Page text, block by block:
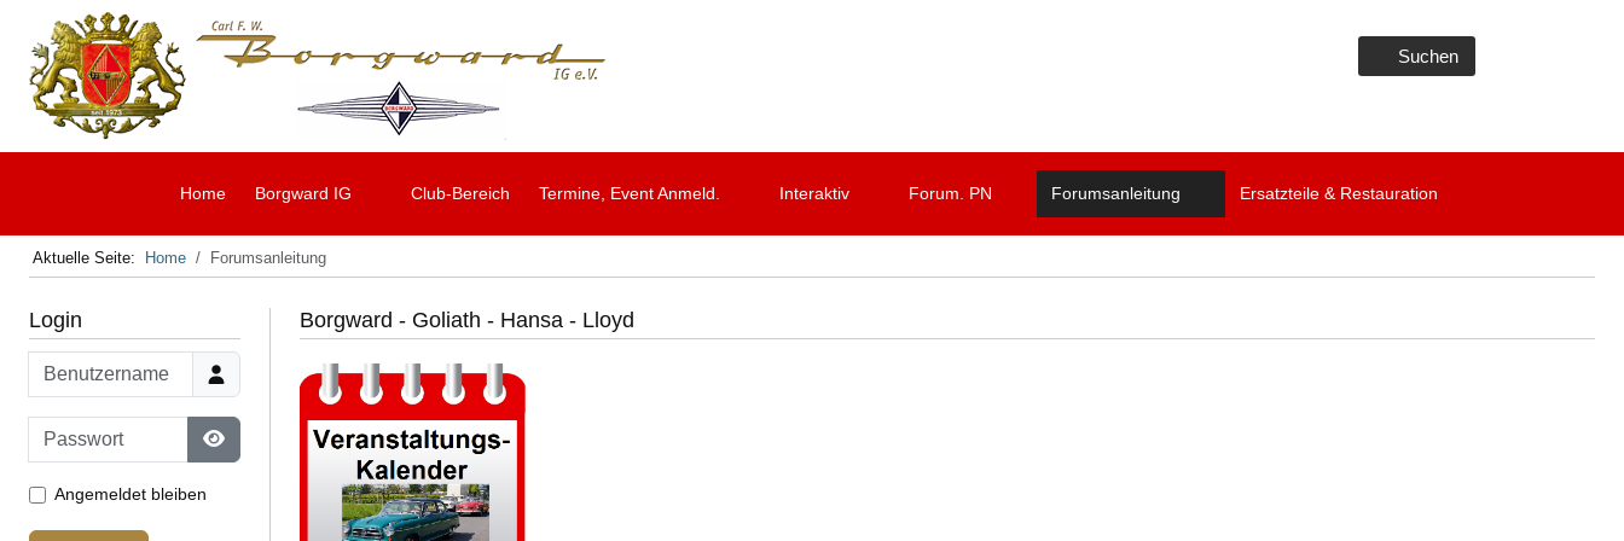
Suchen
Home Borgward IG Club-Bereich Termine, Event Anmeld. Interaktiv Forum. PN Forumsanleitung Ersatzteile & Restauration
Aktuelle Seite: Home Forumsanleitung
Login
Benutzername
Passwort
Passwort anzeigen
Angemeldet bleiben
Borgward - Goliath - Hansa - Lloyd